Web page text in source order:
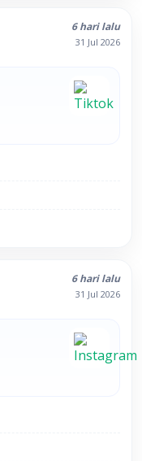
6 hari lalu
31 Jul 2026
6 hari lalu
31 Jul 2026